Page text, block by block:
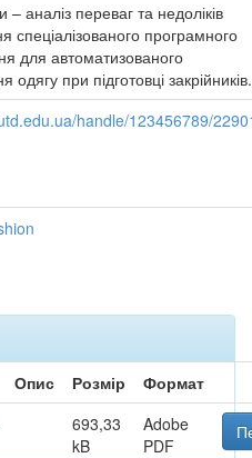
аналіз переваг та недоліків
спеціалізованого програмного
для автоматизованого
одягу при підготовці закрійників.
handle/123456789/
Опис Розмір
Формат
693,33
kB
Adobe
PDF